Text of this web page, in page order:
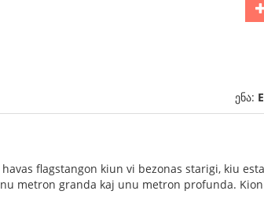
ენა:
flagstangon kiun vi bezonas starigi, kiu
metron granda kaj unu metron profunda.